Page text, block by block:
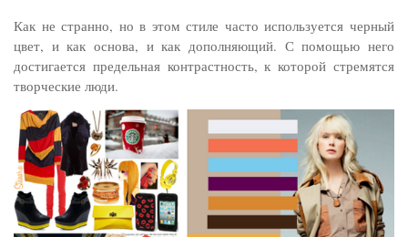
Как не странно, но в этом стиле часто используется черный
цвет, и как основа, и как дополняющий. С помощью него
достигается предельная контрастность, к которой стремятся
творческие люди.